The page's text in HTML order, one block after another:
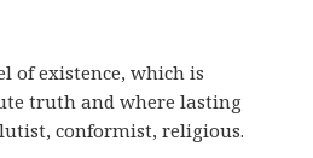
of existence, which is
truth and where lasting
conformist, religious.